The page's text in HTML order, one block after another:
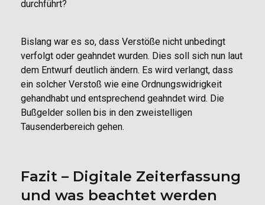
durchführt?
Bislang war es so, dass Verstöße nicht unbedingt
verfolgt oder geahndet wurden. Dies soll sich nun laut
dem Entwurf deutlich ändern. Es wird verlangt, dass
ein solcher Verstoß wie eine Ordnungswidrigkeit
gehandhabt und entsprechend geahndet wird. Die
Bußgelder sollen bis in den zweistelligen
Tausenderbereich gehen.
Fazit – Digitale Zeiterfassung
und was beachtet werden